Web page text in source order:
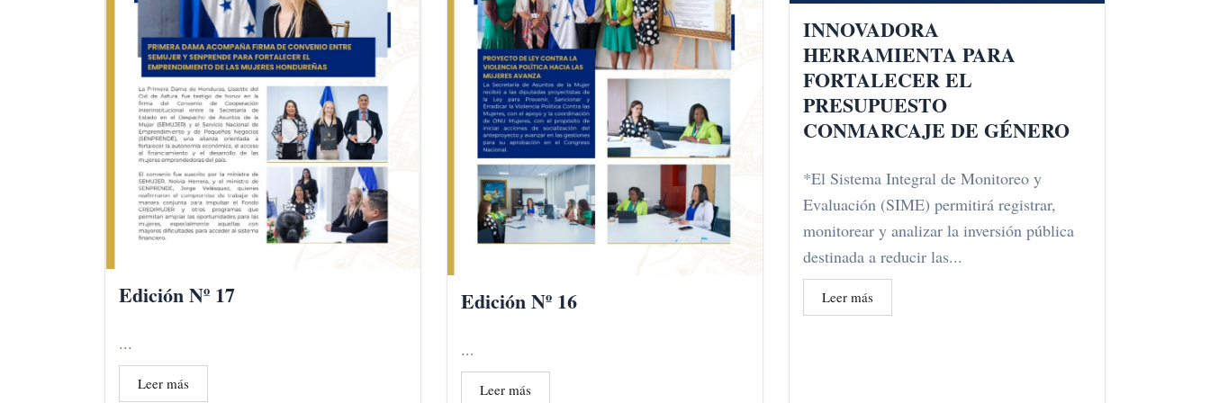
Edición Nº 17
...
Leer más
Edición Nº 16
...
Leer más
INNOVADORA
HERRAMIENTA PARA
FORTALECER EL
PRESUPUESTO
CONMARCAJE DE GÉNERO
*El Sistema Integral de Monitoreo y
Evaluación (SIME) permitirá registrar,
monitorear y analizar la inversión pública
destinada a reducir las...
Leer más